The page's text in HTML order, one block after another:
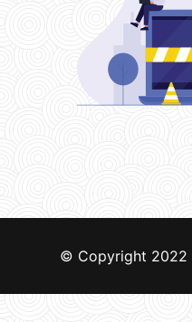
© Copyright 2022